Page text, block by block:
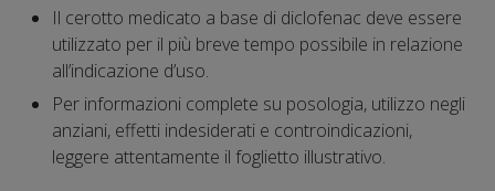
Il cerotto medicato a base di diclofenac deve essere
utilizzato per il più breve tempo possibile in relazione
all’indicazione d’uso.
Per informazioni complete su posologia, utilizzo negli
anziani, effetti indesiderati e controindicazioni,
leggere attentamente il foglietto illustrativo.